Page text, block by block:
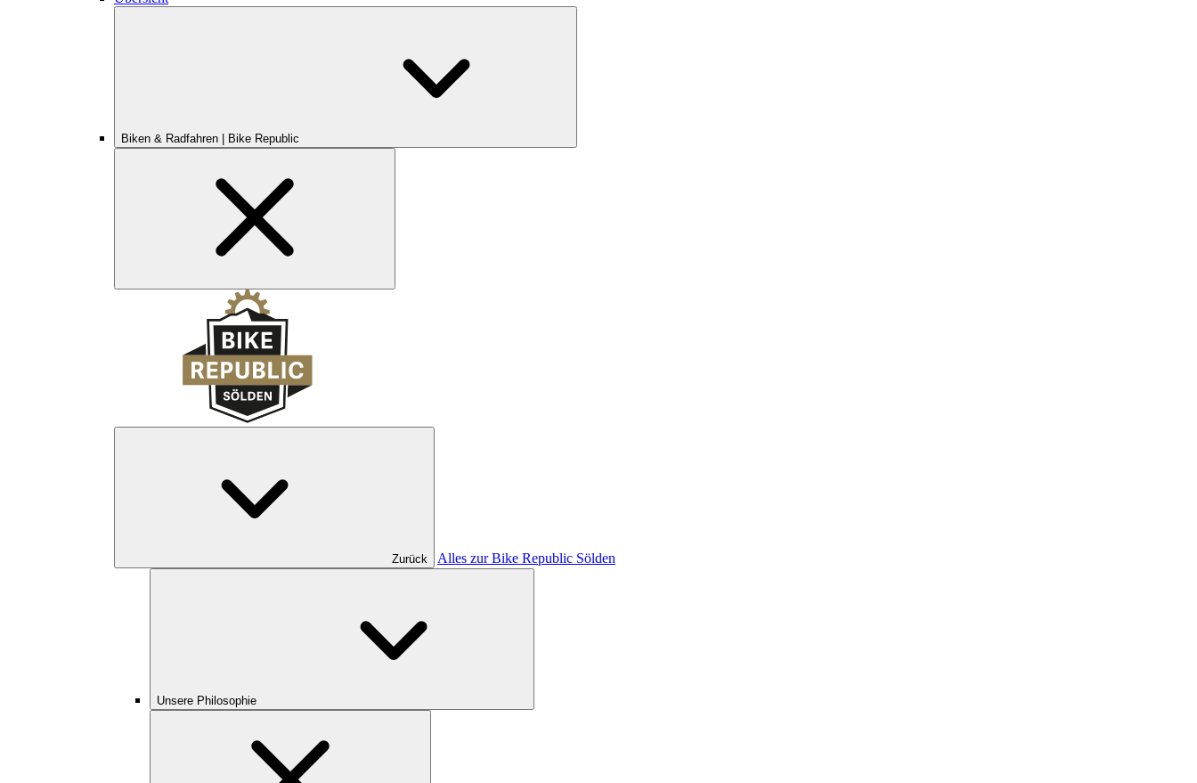
Biken & Radfahren | Bike Republic
Zurück Alles zur Bike Republic Sölden
Unsere Philosophie